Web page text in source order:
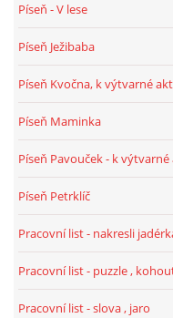
SVATÁ BARBORA 4.12.
MASOPUST
SVĚTOVÝ DEN VODY 22.
Píseň - V lese
Píseň Ježibaba
Píseň Kvočna, k výtvarné
Píseň Maminka
Píseň Pavouček - k
Píseň Petrklíč
Pracovní list - nakresli
Pracovní list - puzzle ,
Pracovní list - slova , jaro